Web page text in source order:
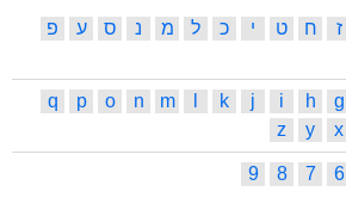
ז ח ט י כ ל מ נ ס ע
פ
g
h
i
j
k
m
n
o
p
q
x
y
z
6
7
8
9